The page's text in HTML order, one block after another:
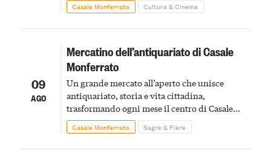
Casale Monferrato Cultura & Cinema
09
AGO
Mercatino dell’antiquariato di Casale
Monferrato
Un grande mercato all’aperto che unisce
antiquariato, storia e vita cittadina,
trasformando ogni mese il centro di Casale
Monferrato in un luogo di scoperta e racconto
Casale Monferrato Sagre & Fiere